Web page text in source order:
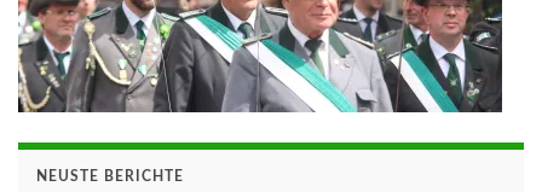
NEUSTE BERICHTE